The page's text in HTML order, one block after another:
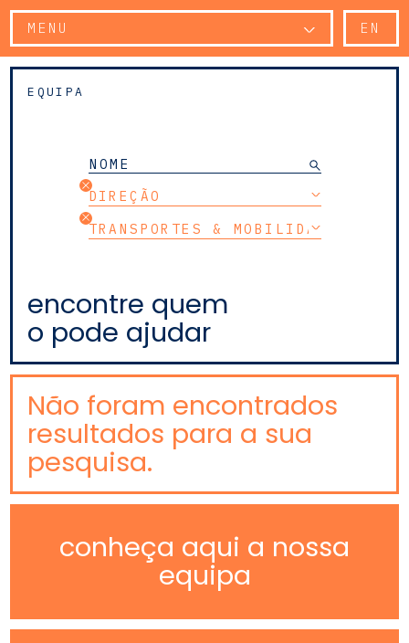
MENU EN
EQUIPA
DIREÇÃO
TRANSPORTES & MOBILIDADE
encontre quem
o pode ajudar
Não foram encontrados
resultados para a sua
pesquisa.
conheça aqui a nossa
equipa